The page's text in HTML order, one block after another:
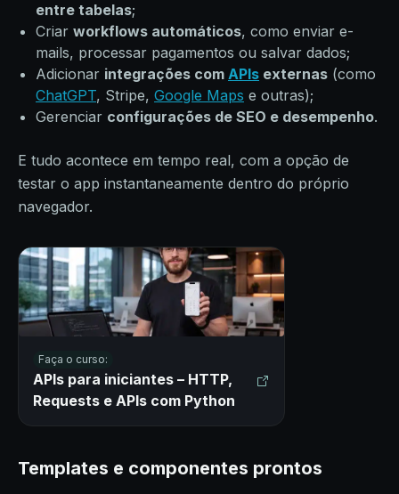
entre tabelas;
Criar workflows automáticos, como enviar e-
mails, processar pagamentos ou salvar dados;
Adicionar integrações com APIs externas (como
ChatGPT, Stripe, Google Maps e outras);
Gerenciar configurações de SEO e desempenho.
E tudo acontece em tempo real, com a opção de
testar o app instantaneamente dentro do próprio
navegador.
Faça o curso:
APIs para iniciantes – HTTP,
Requests e APIs com Python
Templates e componentes prontos